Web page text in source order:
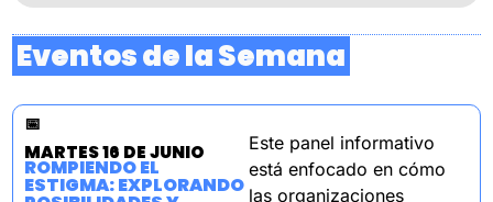
Eventos de la Semana
📅
MARTES 16 DE JUNIO
ROMPIENDO EL
ESTIGMA: EXPLORANDO
Este panel informativo
está enfocado en cómo
las organizaciones